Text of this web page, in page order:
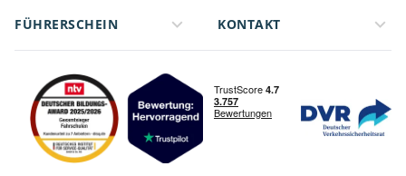
FÜHRERSCHEIN KONTAKT